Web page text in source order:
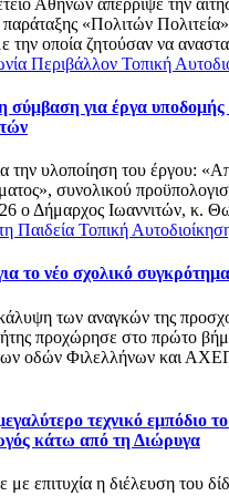
παράταξης «Πολιτών
την οποία ζητούσαν να
Περιβάλλον Τοπική
σύμβαση για έργα
την υλοποίηση του έργου:
συνολικού
ο Δήμαρχος Ιωαννιτών, κ.
Παιδεία Τοπική
το νέο σχολικό
των αναγκών της
προχώρησε στο πρώτο
οδών Φιλελλήνων και
τεχνικό εμπόδιο
κάτω από τη Διώρυγα
επιτυχία η διέλευση του